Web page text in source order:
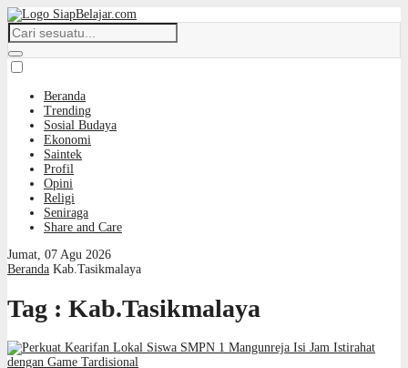
Beranda
Trending
Sosial Budaya
Ekonomi
Saintek
Profil
Opini
Religi
Seniraga
Share and Care
Jumat, 07 Agu 2026
Beranda Kab.Tasikmalaya
Tag : Kab.Tasikmalaya